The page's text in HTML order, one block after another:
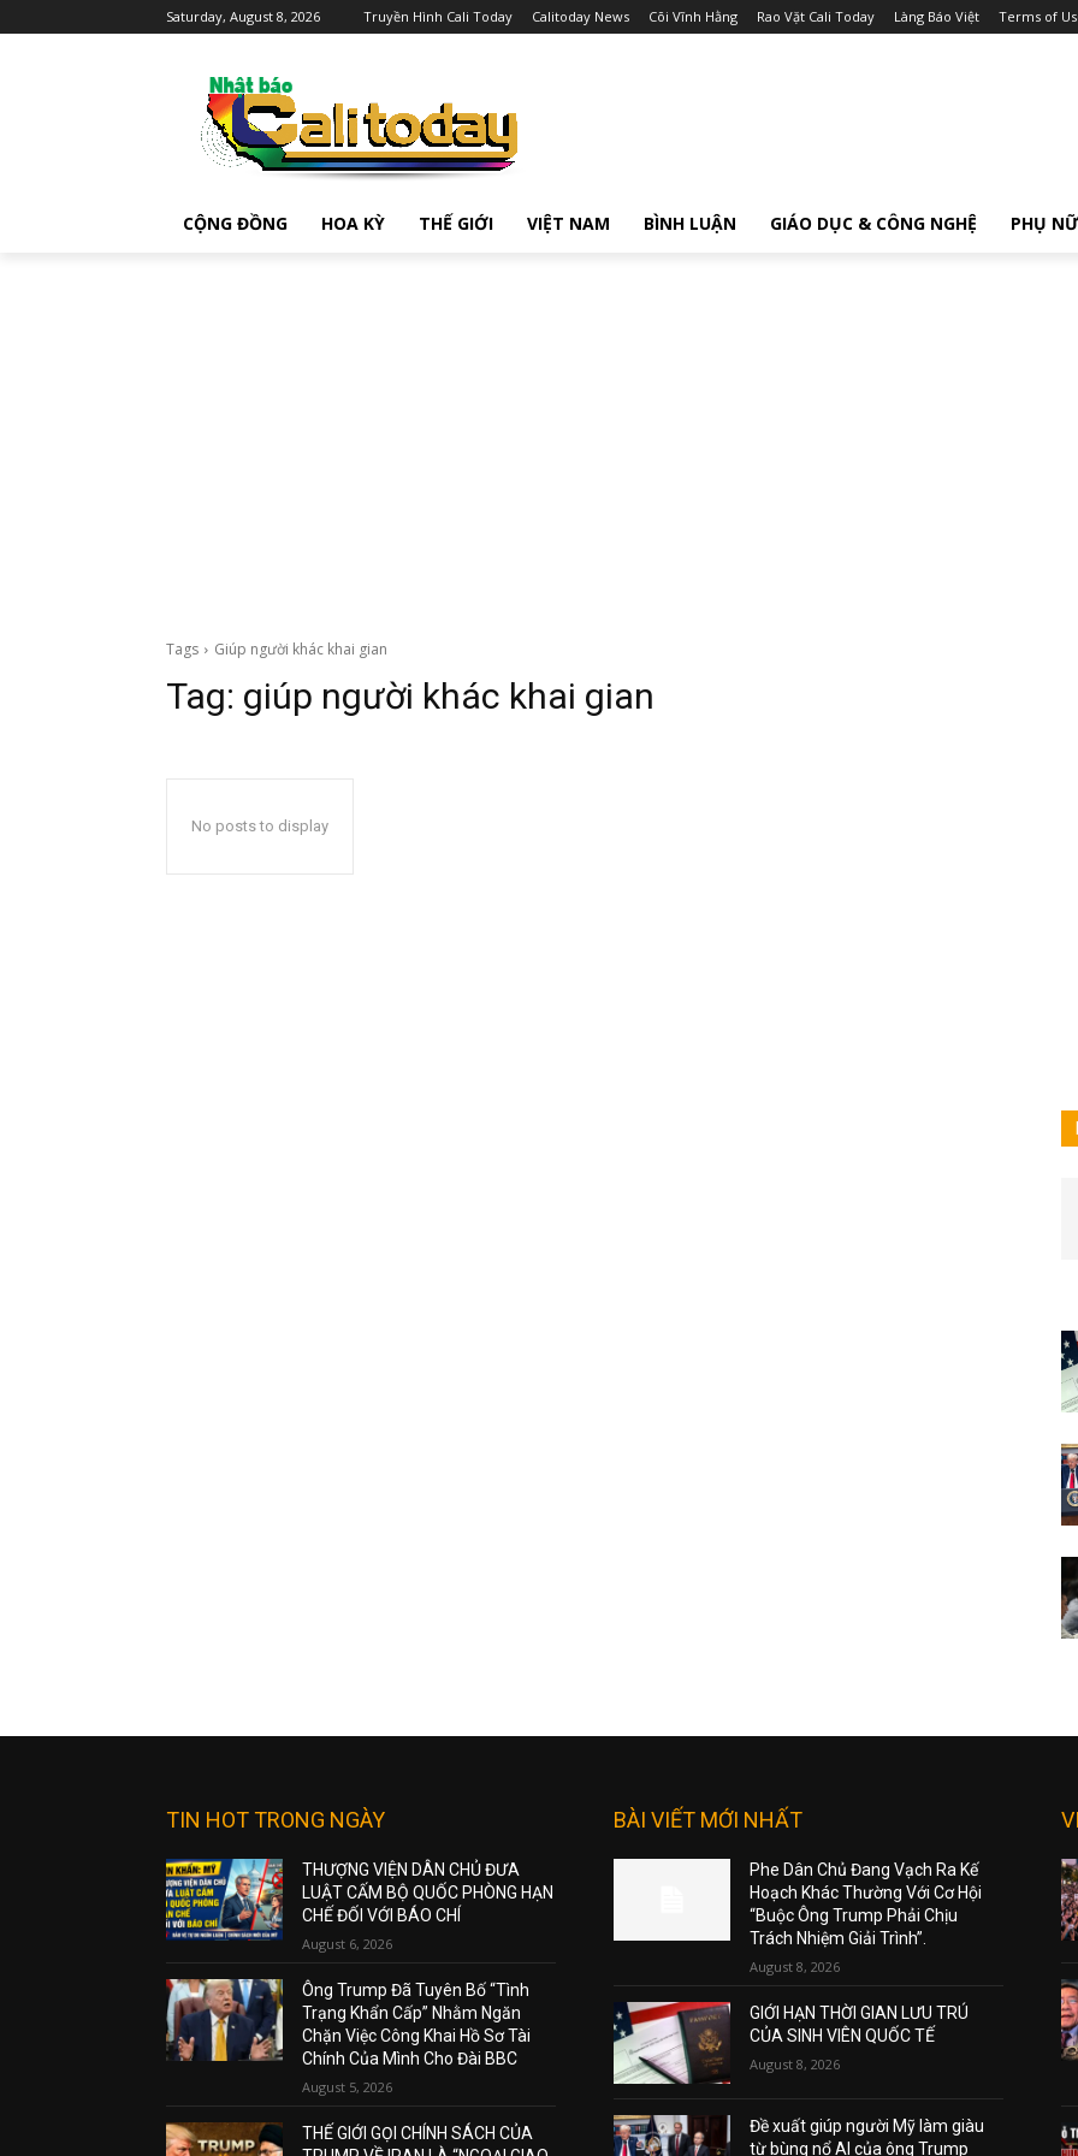
Saturday, August 8, 2026 Truyền Hình Cali Today Calitoday News Cõi Vĩnh Hằng Rao Vặt Cali Today Làng Báo Việt Terms of
CỘNG ĐỒNG HOA KỲ THẾ GIỚI VIỆT NAM BÌNH LUẬN GIÁO DỤC & CÔNG NGHỆ PHỤ NỮ
Tags Giúp người khác khai gian
Tag: giúp người khác khai gian
No posts to display
TIN HOT TRONG NGÀY
THƯỢNG VIỆN DÂN CHỦ ĐƯA
LUẬT CẤM BỘ QUỐC PHÒNG HẠN
CHẾ ĐỐI VỚI BÁO CHÍ
August 6, 2026
Ông Trump Đã Tuyên Bố “Tình
Trạng Khẩn Cấp” Nhằm Ngăn
Chặn Việc Công Khai Hồ Sơ Tài
Chính Của Mình Cho Đài BBC
August 5, 2026
THẾ GIỚI GỌI CHÍNH SÁCH CỦA
BÀI VIẾT MỚI NHẤT
Phe Dân Chủ Đang Vạch Ra Kế
Hoạch Khác Thường Với Cơ Hội
“Buộc Ông Trump Phải Chịu
Trách Nhiệm Giải Trình”.
August 8, 2026
GIỚI HẠN THỜI GIAN LƯU TRÚ
CỦA SINH VIÊN QUỐC TẾ
August 8, 2026
Đề xuất giúp người Mỹ làm giàu
từ bùng nổ AI của ông Trump